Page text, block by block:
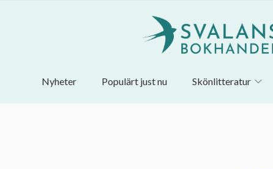
Nyheter Populärt just nu Skönlitteratur